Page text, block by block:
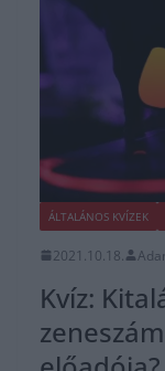
ÁLTALÁNOS KVÍZEK
2021.10.18.
Kvíz: